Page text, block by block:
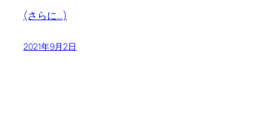
(さらに…)
2021年9月2日